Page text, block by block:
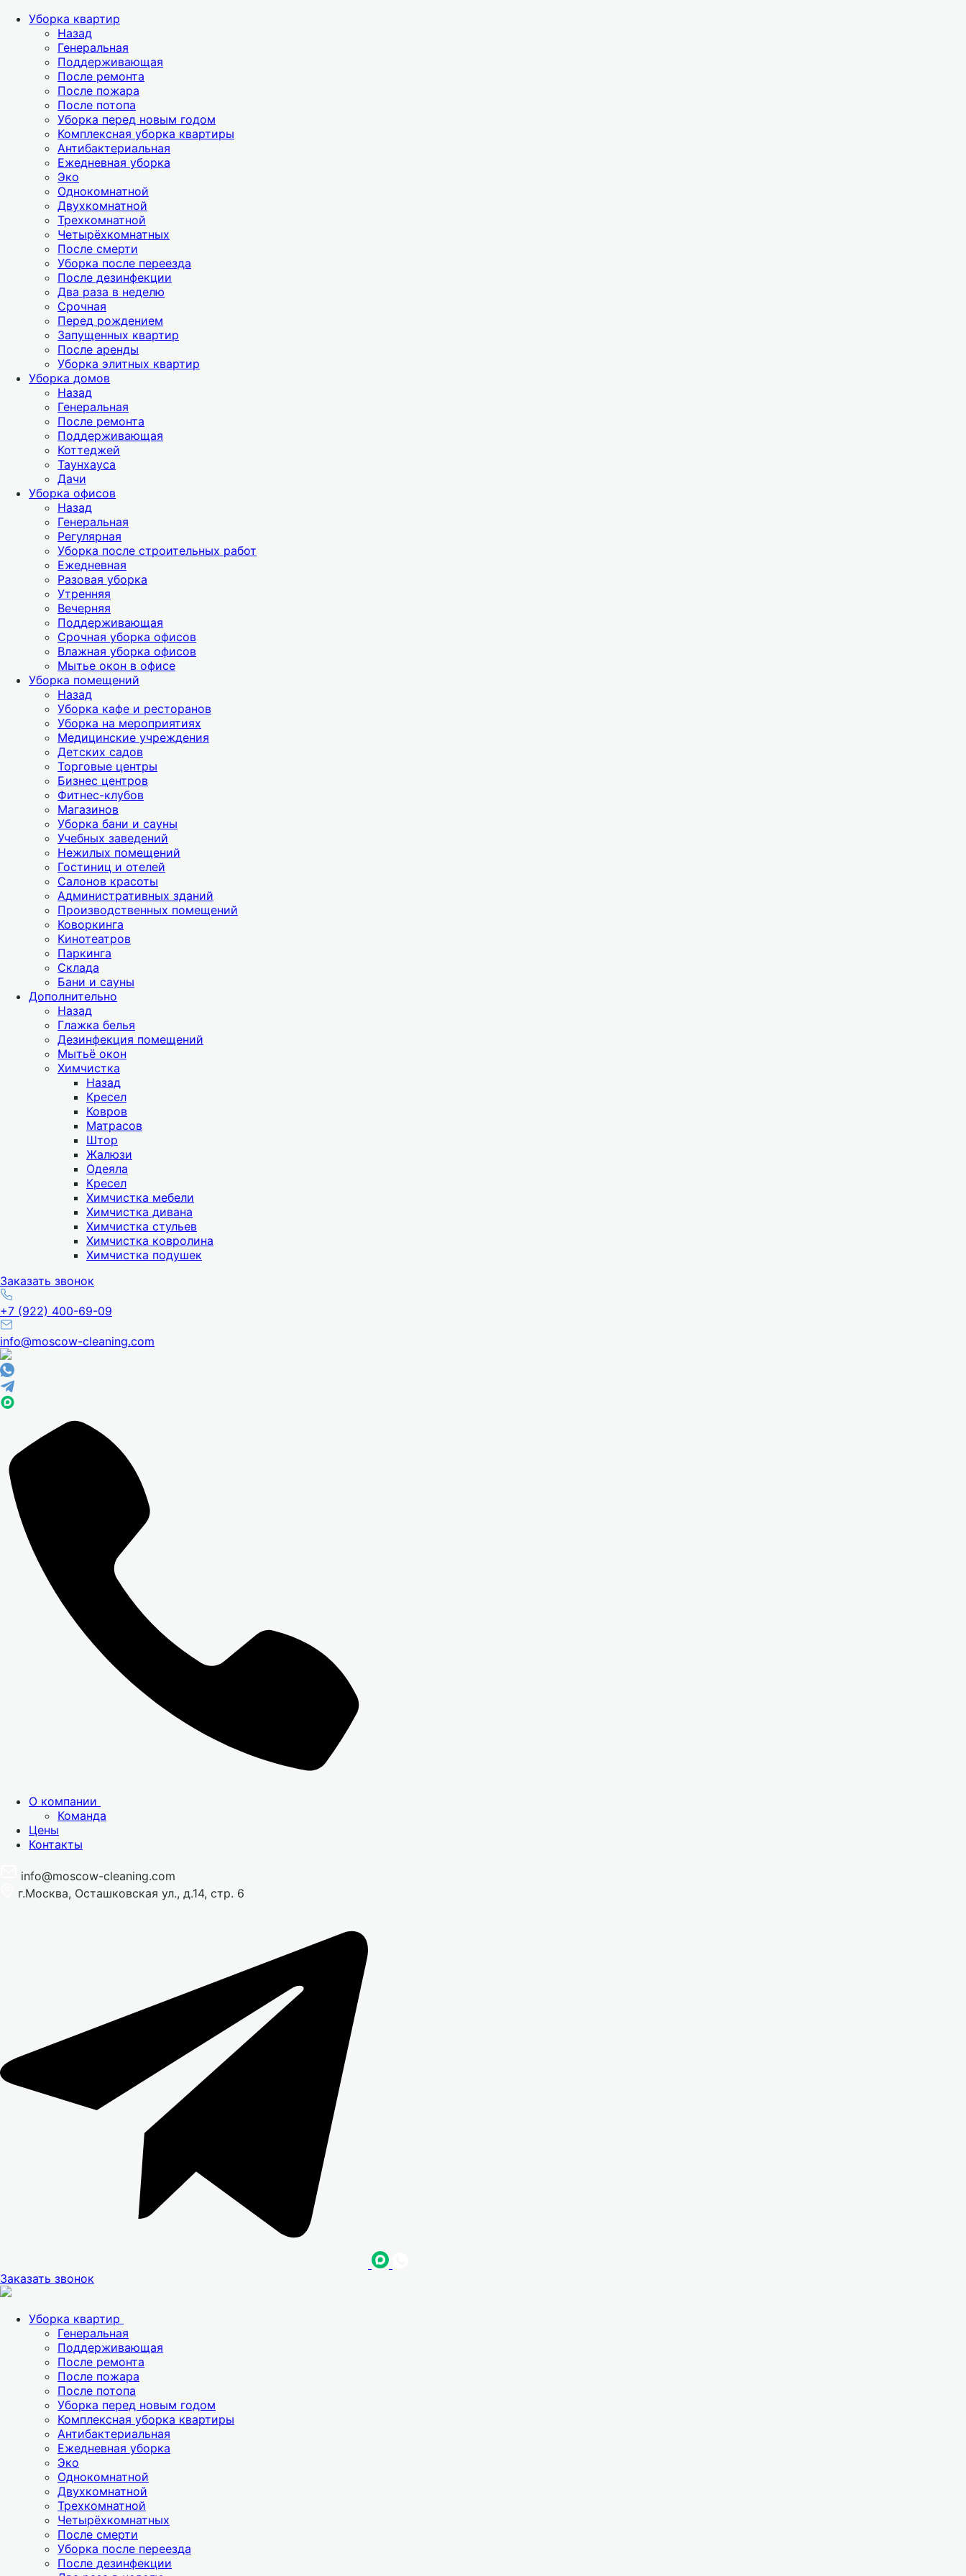
Уборка квартир
Назад
Генеральная
Поддерживающая
После ремонта
После пожара
После потопа
Уборка перед новым годом
Комплексная уборка квартиры
Антибактериальная
Ежедневная уборка
Эко
Однокомнатной
Двухкомнатной
Трехкомнатной
Четырёхкомнатных
После смерти
Уборка после переезда
После дезинфекции
Два раза в неделю
Срочная
Перед рождением
Запущенных квартир
После аренды
Уборка элитных квартир
Уборка домов
Назад
Генеральная
После ремонта
Поддерживающая
Коттеджей
Таунхауса
Дачи
Уборка офисов
Назад
Генеральная
Регулярная
Уборка после строительных работ
Ежедневная
Разовая уборка
Утренняя
Вечерняя
Поддерживающая
Срочная уборка офисов
Влажная уборка офисов
Мытье окон в офисе
Уборка помещений
Назад
Уборка кафе и ресторанов
Уборка на мероприятиях
Медицинские учреждения
Детских садов
Торговые центры
Бизнес центров
Фитнес-клубов
Магазинов
Уборка бани и сауны
Учебных заведений
Нежилых помещений
Гостиниц и отелей
Салонов красоты
Административных зданий
Производственных помещений
Коворкинга
Кинотеатров
Паркинга
Склада
Бани и сауны
Дополнительно
Назад
Глажка белья
Дезинфекция помещений
Мытьё окон
Химчистка
Назад
Кресел
Ковров
Матрасов
Штор
Жалюзи
Одеяла
Кресел
Химчистка мебели
Химчистка дивана
Химчистка стульев
Химчистка ковролина
Химчистка подушек
Заказать звонок
+7 (922) 400-69-09
info@moscow-cleaning.com
О компании
Команда
Цены
Контакты
info@moscow-cleaning.com
г.Москва, Осташковская ул., д.14, стр. 6
Заказать звонок
Уборка квартир
Генеральная
Поддерживающая
После ремонта
После пожара
После потопа
Уборка перед новым годом
Комплексная уборка квартиры
Антибактериальная
Ежедневная уборка
Эко
Однокомнатной
Двухкомнатной
Трехкомнатной
Четырёхкомнатных
После смерти
Уборка после переезда
После дезинфекции